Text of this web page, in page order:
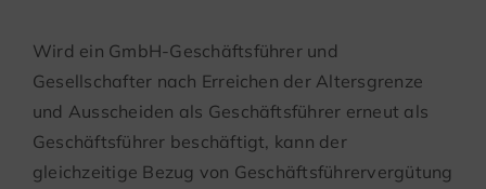
Wird ein GmbH-Geschäftsführer und
Gesellschafter nach Erreichen der Altersgrenze
und Ausscheiden als Geschäftsführer erneut als
Geschäftsführer beschäftigt, kann der
gleichzeitige Bezug von Geschäftsführervergütung